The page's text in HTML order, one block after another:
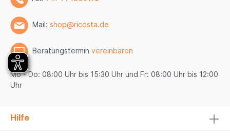
Mail: shop@ricosta.de
Beratungstermin vereinbaren
Mo - Do: 08:00 Uhr bis 15:30 Uhr und Fr: 08:00 Uhr bis 12:00
Uhr
Hilfe